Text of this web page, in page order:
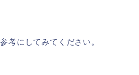
考にしてみてください。